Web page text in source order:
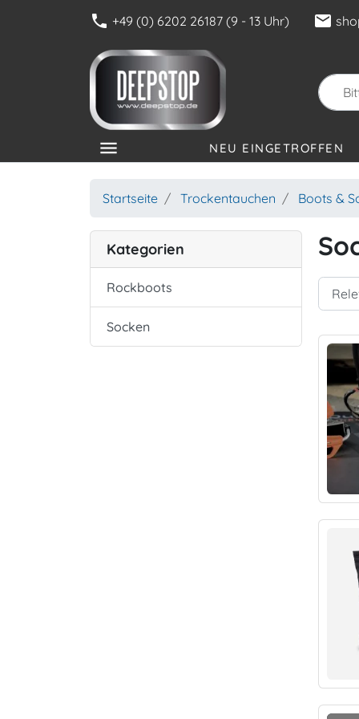
phone +49 (0) 6202 26187 (9 - 13 Uhr) mail
menu NEU EINGETROFFEN
Startseite Trockentauchen Boots &
Kategorien
Rockboots
Socken